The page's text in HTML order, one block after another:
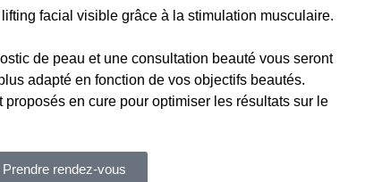
facial visible grâce à la stimulation musculaire.
de peau et une consultation beauté vous seront
adapté en fonction de vos objectifs beautés.
en cure pour optimiser les résultats sur le
Prendre rendez-vous